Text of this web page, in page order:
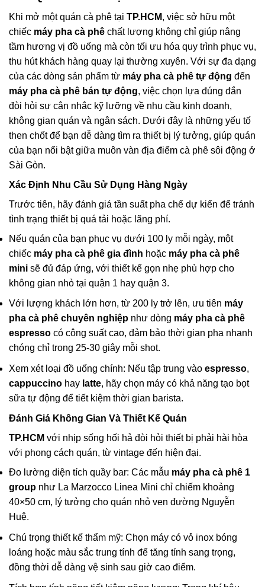
Khi mở một quán cà phê tại TP.HCM, việc sở hữu một
chiếc máy pha cà phê chất lượng không chỉ giúp nâng
tầm hương vị đồ uống mà còn tối ưu hóa quy trình phục vụ,
thu hút khách hàng quay lại thường xuyên. Với sự đa dạng
của các dòng sản phẩm từ máy pha cà phê tự động đến
máy pha cà phê bán tự động, việc chọn lựa đúng đắn
đòi hỏi sự cân nhắc kỹ lưỡng về nhu cầu kinh doanh,
không gian quán và ngân sách. Dưới đây là những yếu tố
then chốt để bạn dễ dàng tìm ra thiết bị lý tưởng, giúp quán
của bạn nổi bật giữa muôn vàn địa điểm cà phê sôi động ở
Sài Gòn.
Xác Định Nhu Cầu Sử Dụng Hàng Ngày
Trước tiên, hãy đánh giá tần suất pha chế dự kiến để tránh
tình trạng thiết bị quá tải hoặc lãng phí.
Nếu quán của bạn phục vụ dưới 100 ly mỗi ngày, một
chiếc máy pha cà phê gia đình hoặc máy pha cà phê
mini sẽ đủ đáp ứng, với thiết kế gọn nhẹ phù hợp cho
không gian nhỏ tại quận 1 hay quận 3.
Với lượng khách lớn hơn, từ 200 ly trở lên, ưu tiên máy
pha cà phê chuyên nghiệp như dòng máy pha cà phê
espresso có công suất cao, đảm bảo thời gian pha nhanh
chóng chỉ trong 25-30 giây mỗi shot.
Xem xét loại đồ uống chính: Nếu tập trung vào espresso,
cappuccino hay latte, hãy chọn máy có khả năng tạo bọt
sữa tự động để tiết kiệm thời gian barista.
Đánh Giá Không Gian Và Thiết Kế Quán
TP.HCM với nhịp sống hối hả đòi hỏi thiết bị phải hài hòa
với phong cách quán, từ vintage đến hiện đại.
Đo lường diện tích quầy bar: Các mẫu máy pha cà phê 1
group như La Marzocco Linea Mini chỉ chiếm khoảng
40×50 cm, lý tưởng cho quán nhỏ ven đường Nguyễn
Huệ.
Chú trọng thiết kế thẩm mỹ: Chọn máy có vỏ inox bóng
loáng hoặc màu sắc trung tính để tăng tính sang trọng,
đồng thời dễ dàng vệ sinh sau giờ cao điểm.